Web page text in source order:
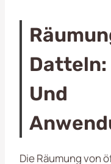
Und
Die Räumung von